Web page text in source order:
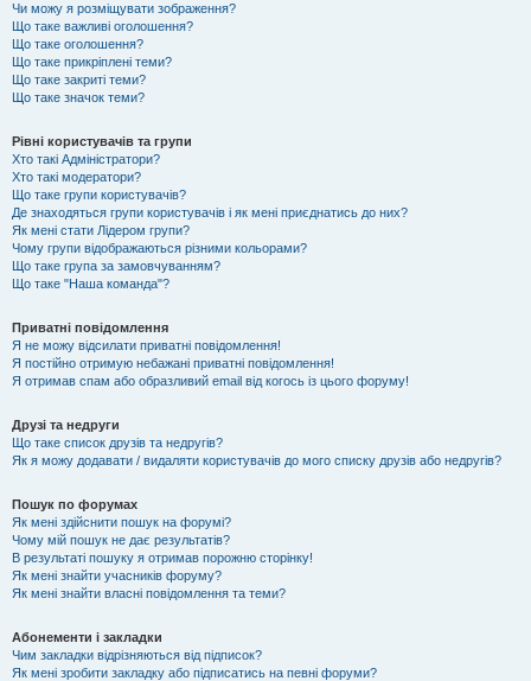
Чи можу я розміщувати зображення?
Що таке важливі оголошення?
Що таке оголошення?
Що таке прикріплені теми?
Що таке закриті теми?
Що таке значок теми?
Рівні користувачів та групи
Хто такі Адміністратори?
Хто такі модератори?
Що таке групи користувачів?
Де знаходяться групи користувачів і як мені приєднатись до них?
Як мені стати Лідером групи?
Чому групи відображаються різними кольорами?
Що таке група за замовчуванням?
Що таке "Наша команда"?
Приватні повідомлення
Я не можу відсилати приватні повідомлення!
Я постійно отримую небажані приватні повідомлення!
Я отримав спам або образливий email від когось із цього форуму!
Друзі та недруги
Що таке список друзів та недругів?
Як я можу додавати / видаляти користувачів до мого списку друзів або недругів?
Пошук по форумах
Як мені здійснити пошук на форумі?
Чому мій пошук не дає результатів?
В результаті пошуку я отримав порожню сторінку!
Як мені знайти учасників форуму?
Як мені знайти власні повідомлення та теми?
Абонементи і закладки
Чим закладки відрізняються від підписок?
Як мені зробити закладку або підписатись на певні форуми?